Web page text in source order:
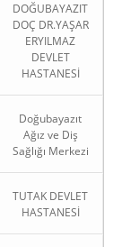
DOĞUBAYAZIT
DOÇ DR.YAŞAR
ERYILMAZ
DEVLET
HASTANESİ
Doğubayazıt
Ağız ve Diş
Sağlığı Merkezi
TUTAK DEVLET
HASTANESİ